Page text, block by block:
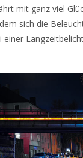
mit ganz viel
sich die
einer